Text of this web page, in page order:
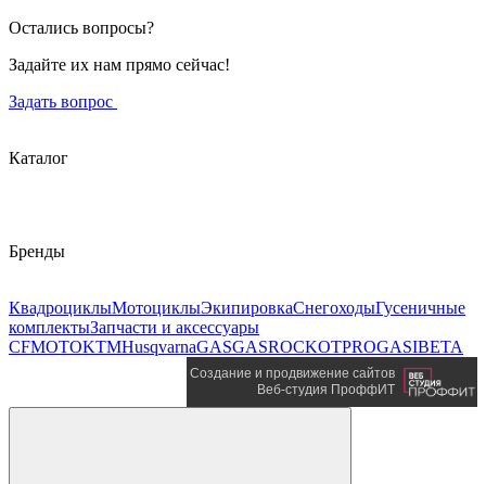
Остались вопросы?
Задайте их нам прямо сейчас!
Задать вопрос
Каталог
Бренды
КвадроциклыМотоциклыЭкипировкаСнегоходыГусеничные
комплектыЗапчасти и аксессуары
CFMOTOKTMHusqvarnaGASGASROCKOTPROGASIBETA
Создание и продвижение сайтов
Веб-студия ПроффИТ